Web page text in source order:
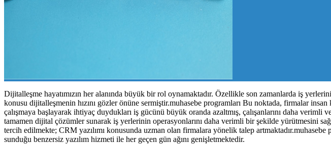
Dijitalleşme hayatımızın her alanında büyük bir rol oynamaktadır. Özellikle son zamanlarda iş
konusu dijitalleşmenin hızını gözler önüne sermiştir.muhasebe programları Bu noktada, firmalar
çalışmaya başlayarak ihtiyaç duydukları iş gücünü büyük oranda azaltmış, çalışanlarını daha
tamamen dijital çözümler sunarak iş yerlerinin operasyonlarını daha verimli bir şekilde yürütmesini
tercih edilmekte; CRM yazılımı konusunda uzman olan firmalara yönelik talep
sunduğu benzersiz yazılım hizmeti ile her geçen gün ağını genişletmektedir.